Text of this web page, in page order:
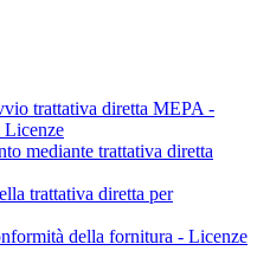
trattativa diretta MEPA -
Licenze
mediante trattativa diretta
trattativa diretta per
della fornitura - Licenze